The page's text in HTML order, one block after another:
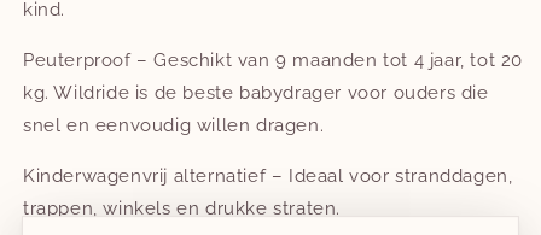
kind.
Peuterproof – Geschikt van 9 maanden tot 4 jaar, tot 20
kg. Wildride is de beste babydrager voor ouders die
snel en eenvoudig willen dragen.
Kinderwagenvrij alternatief – Ideaal voor stranddagen,
trappen, winkels en drukke straten.